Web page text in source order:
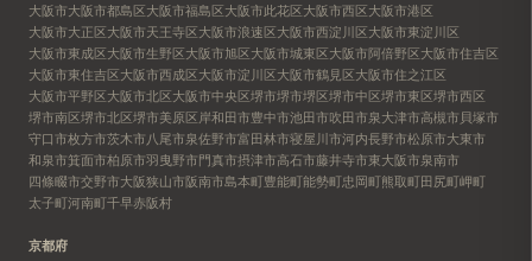
大阪市大阪市都島区大阪市福島区大阪市此花区大阪市西区大阪市港区
大阪市大正区大阪市天王寺区大阪市浪速区大阪市西淀川区大阪市東淀川区
大阪市東成区大阪市生野区大阪市旭区大阪市城東区大阪市阿倍野区大阪市住吉区
大阪市東住吉区大阪市西成区大阪市淀川区大阪市鶴見区大阪市住之江区
大阪市平野区大阪市北区大阪市中央区堺市堺市堺区堺市中区堺市東区堺市西区
堺市南区堺市北区堺市美原区岸和田市豊中市池田市吹田市泉大津市高槻市 貝塚市
守口市枚方市茨木市八尾市泉佐野市富田林市寝屋川市河内長野市松原市大東市
和泉市箕面市柏原市羽曳野市門真市摂津市高石市藤井寺市東大阪市泉南市
四條畷市交野市大阪狭山市阪南市島本町豊能町能勢町忠岡町熊取町田尻町岬町
太子町河南町千早赤阪村
京都府